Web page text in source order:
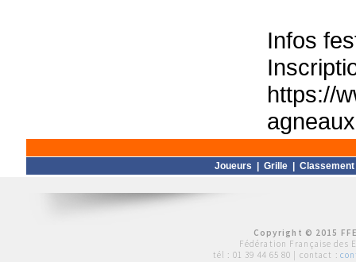
Infos
https://
Joueurs Grille Classement
Copyright © 2015
Fédération Française des
tél : 01 39 44 65 80 | contact :